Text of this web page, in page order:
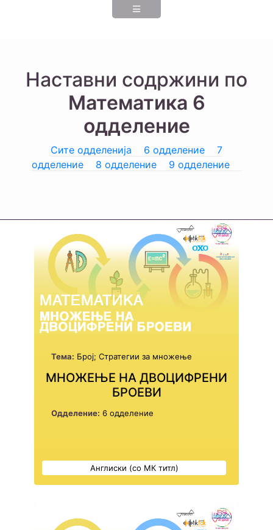
Наставни содржини по
Математика 6
одделение
Сите одделенија 6 одделение
7
одделение
8 одделение 9 одделение
Тема: Број; Стратегии за множење
МНОЖЕЊЕ НА ДВОЦИФРЕНИ
БРОЕВИ
Одделение: 6 одделение
Англиски (со МК титл)